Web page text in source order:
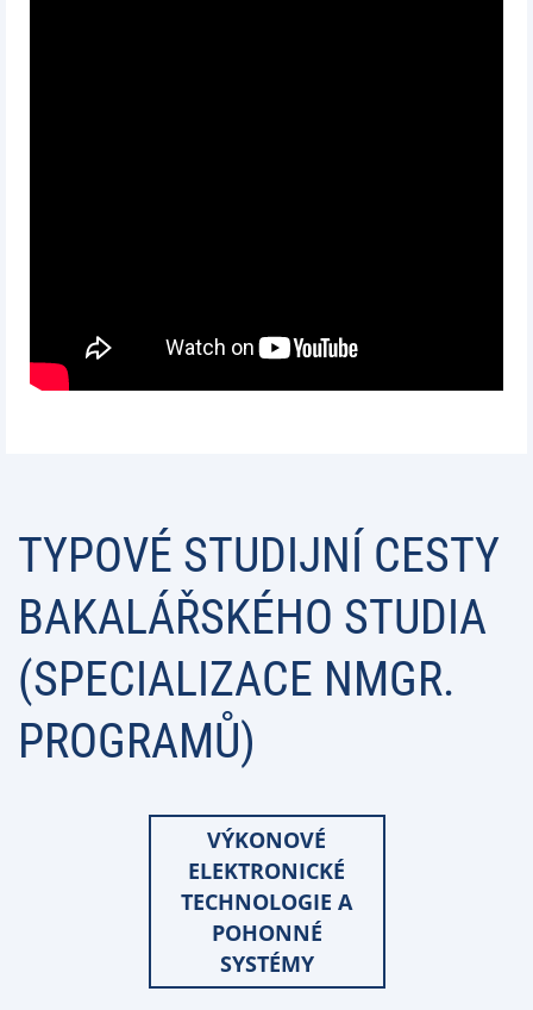
TYPOVÉ STUDIJNÍ CESTY
BAKALÁŘSKÉHO STUDIA
(SPECIALIZACE NMGR.
PROGRAMŮ)
VÝKONOVÉ
ELEKTRONICKÉ
TECHNOLOGIE A
POHONNÉ
SYSTÉMY